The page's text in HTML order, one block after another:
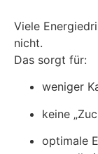
Viele
nicht.
Das sorgt für:
weniger
keine
optimale